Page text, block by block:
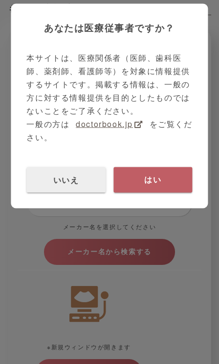
もう一度検索する
フリーワードで検索
フリーワードを入力してください
メーカー名から検索
メーカー名を選択してください
※新規ウィンドウが開きます
あなたは医療従事者ですか？
本サイトは、医療関係者（医師、歯科医
師、薬剤師、看護師等）を対象に情報提供
するサイトです。掲載する情報は、一般の
方に対する情報提供を目的としたものでは
ないことをご了承ください。
一般の方は
doctorbook.jp
をご覧くだ
さい。
いいえ はい